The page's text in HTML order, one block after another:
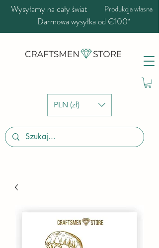
PLN (zł)
Wysyłamy na cały świat Produkcja własna
Darmowa wysyłka od €100*